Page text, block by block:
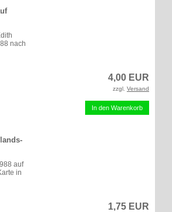
nach
4,00 EUR
zzgl. Versand
In den Warenkorb
auf
in
1,75 EUR